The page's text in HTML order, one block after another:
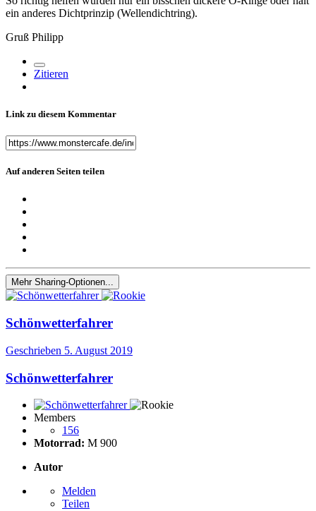
ein anderes Dichtprinzip (Wellendichtring).
Gruß Philipp
Zitieren
Link zu diesem Kommentar
Auf anderen Seiten teilen
Mehr Sharing-Optionen...
Schönwetterfahrer
Geschrieben 5. August 2019
Schönwetterfahrer
Members
156
Motorrad: M 900
Autor
Melden
Teilen